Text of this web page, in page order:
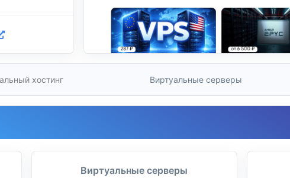
хостинг Виртуальные серверы
Виртуальные серверы